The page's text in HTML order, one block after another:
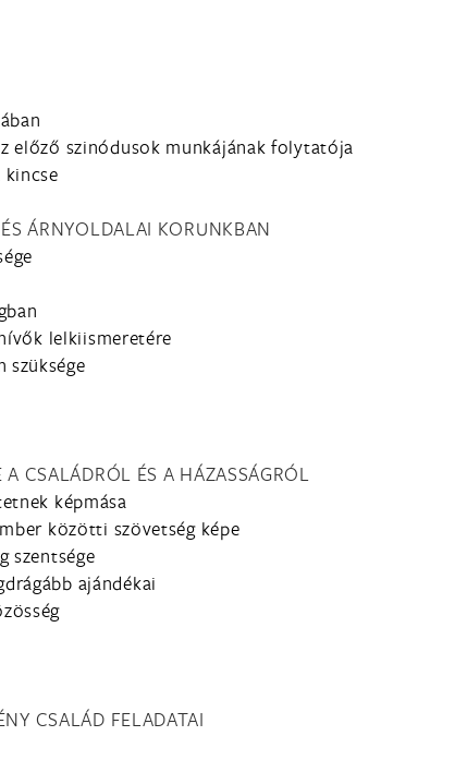
előző szinódusok munkájának folytatója
kincse
ÁRNYOLDALAI KORUNKBAN
lelkiismeretére
szüksége
CSALÁDRÓL ÉS A HÁZASSÁGRÓL
képmása
közötti szövetség képe
szentsége
ajándékai
CSALÁD FELADATAI